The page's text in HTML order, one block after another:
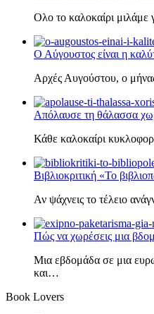
Ολο το καλοκαίρι μιλάμε
Ο Αύγουστος είναι η
Αρχές Αυγούστου, ο
Απόλαυσε τη θάλασσα
Κάθε καλοκαίρι
Βιβλιοκριτική «Το
Αν ψάχνεις το τέλειο
Πώς να χωρέσεις μια
Μια εβδομάδα σε μια
και…
Book Lovers